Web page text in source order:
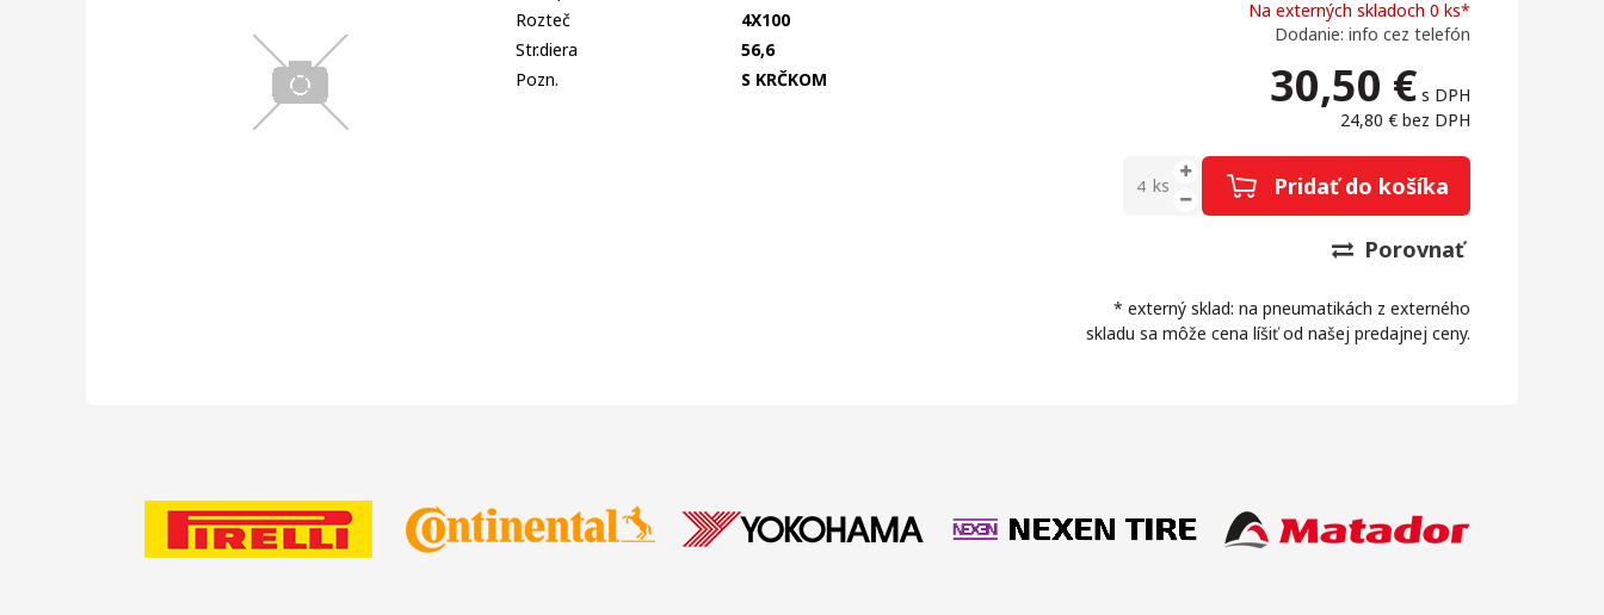
Na externých skladoch 0 ks*
Dodanie: info cez telefón
30,50 € s DPH
24,80 € bez DPH
ks Pridať do košíka
Porovnať
* externý sklad: na pneumatikách z externého
skladu sa môže cena líšiť od našej predajnej ceny.
Rozteč
4X100
Str.diera
56,6
Pozn.
S KRČKOM